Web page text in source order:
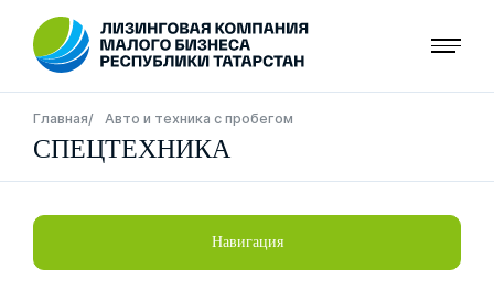
основному
Строка
навигации
Главная Авто и техника с пробегом
СПЕЦТЕХНИКА
Навигация